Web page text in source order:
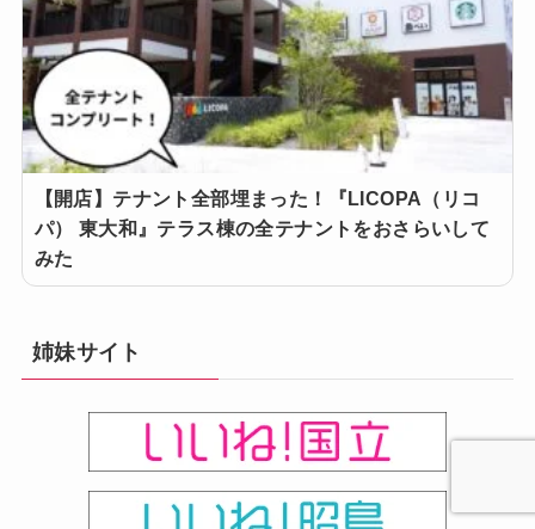
【開店】テナント全部埋まった！『LICOPA（リコ
パ） 東大和』テラス棟の全テナントをおさらいして
みた
姉妹サイト